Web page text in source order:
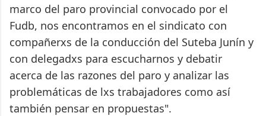
marco del paro provincial convocado por el
Fudb, nos encontramos en el sindicato con
compañerxs de la conducción del Suteba Junín y
con delegadxs para escucharnos y debatir
acerca de las razones del paro y analizar las
problemáticas de lxs trabajadores como así
también pensar en propuestas".